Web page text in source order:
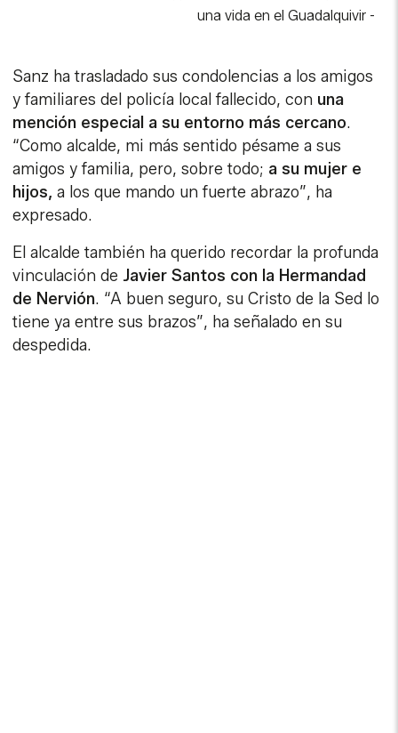
una vida en el Guadalquivir -
Sanz ha trasladado sus condolencias a los amigos
y familiares del policía local fallecido, con una
mención especial a su entorno más cercano.
“Como alcalde, mi más sentido pésame a sus
amigos y familia, pero, sobre todo; a su mujer e
hijos, a los que mando un fuerte abrazo”, ha
expresado.
El alcalde también ha querido recordar la profunda
vinculación de Javier Santos con la Hermandad
de Nervión. “A buen seguro, su Cristo de la Sed lo
tiene ya entre sus brazos”, ha señalado en su
despedida.